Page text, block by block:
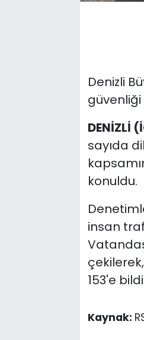
Denizli
DENİZLİ
sayıda
konuldu.
insan
153'e
Kaynak: